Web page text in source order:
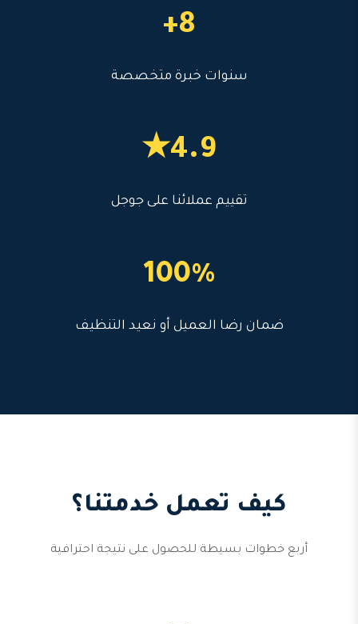
8+
سنوات خبرة متخصصة
4.9★
تقييم عملائنا على جوجل
100%
ضمان رضا العميل أو نعيد التنظيف
كيف تعمل خدمتنا؟
أربع خطوات بسيطة للحصول على نتيجة احترافية